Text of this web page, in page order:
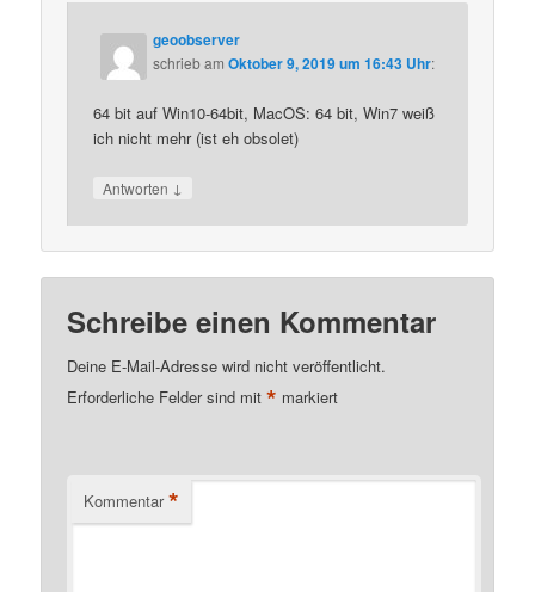
geoobserver
schriebamOktober 9, 2019 um 16:43 Uhr:
64 bit auf Win10-64bit, MacOS: 64 bit, Win7 weiß
ich nicht mehr (ist eh obsolet)
Antworten ↓
Schreibe einen Kommentar
Deine E-Mail-Adresse wird nicht veröffentlicht.
Erforderliche Felder sind mit* markiert
Kommentar *